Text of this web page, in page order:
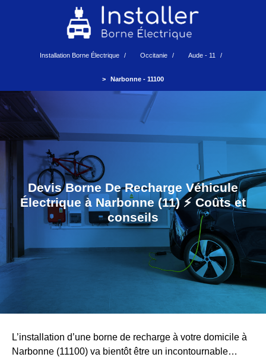
Installation Borne Électrique Occitanie Aude - 11
Narbonne - 11100
Devis Borne De Recharge Véhicule
Électrique à Narbonne (11) ⚡️ Coûts et
conseils
L’installation d’une borne de recharge à votre domicile à
Narbonne (11100) va bientôt être un incontournable…